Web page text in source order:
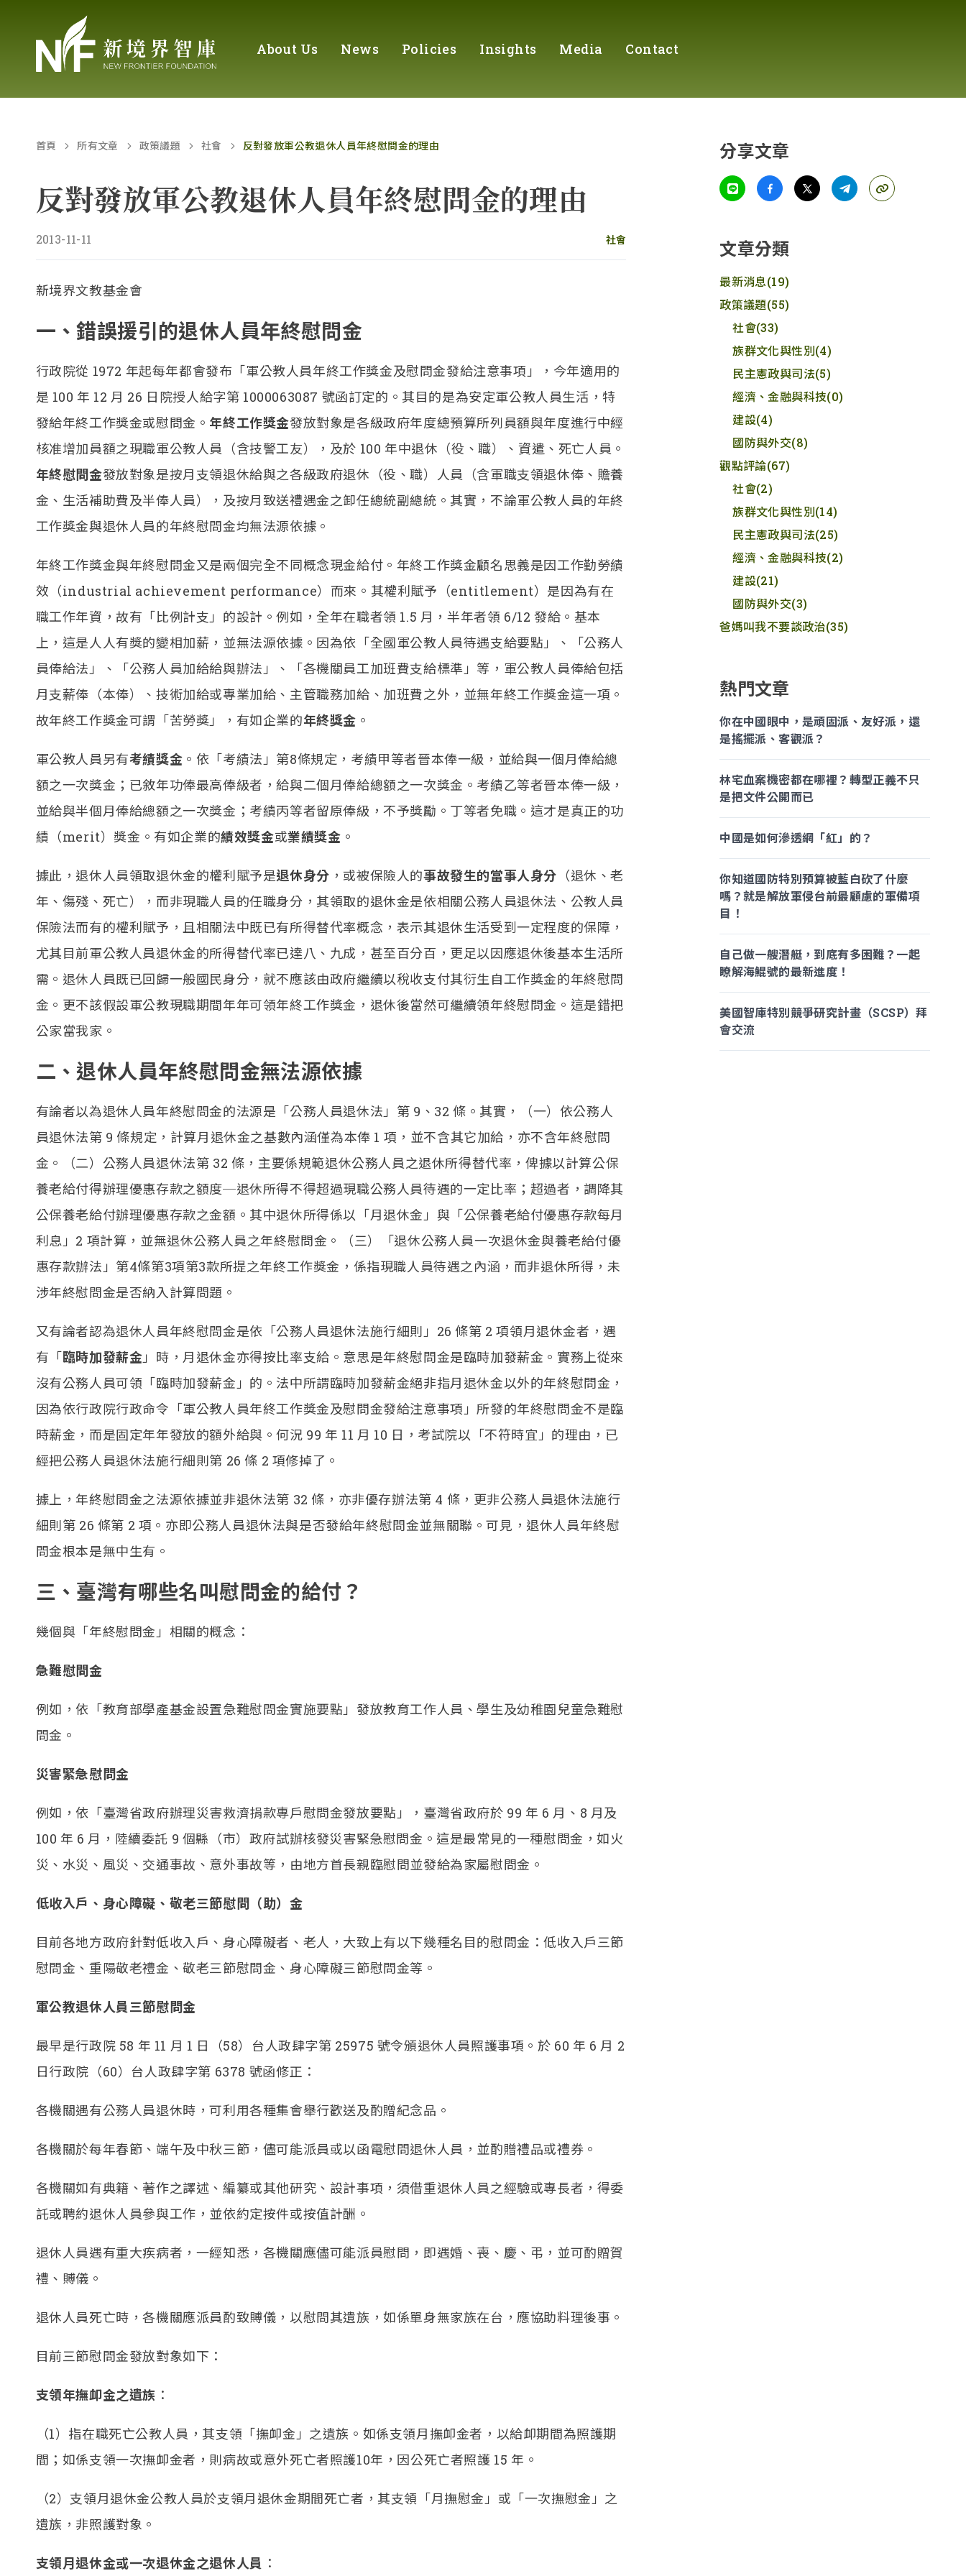
About Us News Policies Insights Media Contact
首頁 所有文章 政策議題 社會 反對發放軍公教退休人員年終慰問金的理由
反對發放軍公教退休人員年終慰問金的理由
2013-11-11 社會
新境界文教基金會
一、錯誤援引的退休人員年終慰問金
行政院從 1972 年起每年都會發布「軍公教人員年終工作獎金及慰問金發給注意事項」，今年適用的
是 100 年 12 月 26 日院授人給字第 1000063087 號函訂定的。其目的是為安定軍公教人員生活，特
發給年終工作獎金或慰問金。 年終工作獎金發放對象是各級政府年度總預算所列員額與年度進行中經
核准增加員額之現職軍公教人員（含技警工友），及於 100 年中退休（役、職）、資遣、死亡人員。
年終慰問金發放對象是按月支領退休給與之各級政府退休（役、職）人員（含軍職支領退休俸、贍養
金、生活補助費及半俸人員），及按月致送禮遇金之卸任總統副總統。其實，不論軍公教人員的年終
工作獎金與退休人員的年終慰問金均無法源依據。
年終工作獎金與年終慰問金又是兩個完全不同概念現金給付。年終工作獎金顧名思義是因工作勤勞績
效（industrial achievement performance）而來。其權利賦予（entitlement）是因為有在
職工作年資，故有「比例計支」的設計。例如，全年在職者領 1.5 月，半年者領 6/12 發給。基本
上，這是人人有獎的變相加薪，並無法源依據。因為依「全國軍公教人員待遇支給要點」、「公務人
員俸給法」、「公務人員加給給與辦法」、「各機關員工加班費支給標準」等，軍公教人員俸給包括
月支薪俸（本俸）、技術加給或專業加給、主管職務加給、加班費之外，並無年終工作獎金這一項。
故年終工作獎金可謂「苦勞獎」，有如企業的年終獎金 。
軍公教人員另有考績獎金 。依「考績法」第8條規定，考績甲等者晉本俸一級，並給與一個月俸給總
額之一次獎金；已敘年功俸最高俸級者，給與二個月俸給總額之一次獎金。考績乙等者晉本俸一級，
並給與半個月俸給總額之一次獎金；考績丙等者留原俸級，不予獎勵。丁等者免職。這才是真正的功
績（merit）獎金。有如企業的績效獎金或業績獎金 。
據此，退休人員領取退休金的權利賦予是退休身分 ，或被保險人的事故發生的當事人身分 （退休、老
年、傷殘、死亡），而非現職人員的任職身分，其領取的退休金是依相關公務人員退休法、公教人員
保險法而有的權利賦予，且相關法中既已有所得替代率概念，表示其退休生活受到一定程度的保障，
尤其目前軍公教人員退休金的所得替代率已達八、九成，甚至百分百，更足以因應退休後基本生活所
需。退休人員既已回歸一般國民身分，就不應該由政府繼續以稅收支付其衍生自工作獎金的年終慰問
金。更不該假設軍公教現職期間年年可領年終工作獎金，退休後當然可繼續領年終慰問金。這是錯把
公家當我家。
二、退休人員年終慰問金無法源依據
有論者以為退休人員年終慰問金的法源是「公務人員退休法」第 9、32 條。其實，（一）依公務人
員退休法第 9 條規定，計算月退休金之基數內涵僅為本俸 1 項，並不含其它加給，亦不含年終慰問
金。（二）公務人員退休法第 32 條，主要係規範退休公務人員之退休所得替代率，俾據以計算公保
養老給付得辦理優惠存款之額度─退休所得不得超過現職公務人員待遇的一定比率；超過者，調降其
公保養老給付辦理優惠存款之金額。其中退休所得係以「月退休金」與「公保養老給付優惠存款每月
利息」2 項計算，並無退休公務人員之年終慰問金。（三）「退休公務人員一次退休金與養老給付優
惠存款辦法」第4條第3項第3款所提之年終工作獎金，係指現職人員待遇之內涵，而非退休所得，未
涉年終慰問金是否納入計算問題。
又有論者認為退休人員年終慰問金是依「公務人員退休法施行細則」26 條第 2 項領月退休金者，遇
有「臨時加發薪金」時，月退休金亦得按比率支給。意思是年終慰問金是臨時加發薪金。實務上從來
沒有公務人員可領「臨時加發薪金」的。法中所謂臨時加發薪金絕非指月退休金以外的年終慰問金，
因為依行政院行政命令「軍公教人員年終工作獎金及慰問金發給注意事項」所發的年終慰問金不是臨
時薪金，而是固定年年發放的額外給與。何況 99 年 11 月 10 日，考試院以「不符時宜」的理由，已
經把公務人員退休法施行細則第 26 條 2 項修掉了。
據上，年終慰問金之法源依據並非退休法第 32 條，亦非優存辦法第 4 條，更非公務人員退休法施行
細則第 26 條第 2 項。亦即公務人員退休法與是否發給年終慰問金並無關聯。可見，退休人員年終慰
問金根本是無中生有。
三、臺灣有哪些名叫慰問金的給付？
幾個與「年終慰問金」相關的概念：
急難慰問金
例如，依「教育部學產基金設置急難慰問金實施要點」發放教育工作人員、學生及幼稚園兒童急難慰
問金。
災害緊急慰問金
例如，依「臺灣省政府辦理災害救濟捐款專戶慰問金發放要點」，臺灣省政府於 99 年 6 月、8 月及
100 年 6 月，陸續委託 9 個縣（市）政府試辦核發災害緊急慰問金。這是最常見的一種慰問金，如火
災、水災、風災、交通事故、意外事故等，由地方首長親臨慰問並發給為家屬慰問金。
低收入戶、身心障礙、敬老三節慰問（助）金
目前各地方政府針對低收入戶、身心障礙者、老人，大致上有以下幾種名目的慰問金：低收入戶三節
慰問金、重陽敬老禮金、敬老三節慰問金、身心障礙三節慰問金等。
軍公教退休人員三節慰問金
最早是行政院 58 年 11 月 1 日（58）台人政肆字第 25975 號令頒退休人員照護事項。於 60 年 6 月 2
日行政院（60）台人政肆字第 6378 號函修正：
各機關遇有公務人員退休時，可利用各種集會舉行歡送及酌贈紀念品。
各機關於每年春節、端午及中秋三節，儘可能派員或以函電慰問退休人員，並酌贈禮品或禮券。
各機關如有典籍、著作之譯述、編纂或其他研究、設計事項，須借重退休人員之經驗或專長者，得委
託或聘約退休人員參與工作，並依約定按件或按值計酬。
退休人員遇有重大疾病者，一經知悉，各機關應儘可能派員慰問，即遇婚、喪、慶、弔，並可酌贈賀
禮、賻儀。
退休人員死亡時，各機關應派員酌致賻儀，以慰問其遺族，如係單身無家族在台，應協助料理後事。
目前三節慰問金發放對象如下：
支領年撫卹金之遺族 ：
（1）指在職死亡公教人員，其支領「撫卹金」之遺族。如係支領月撫卹金者，以給卹期間為照護期
間；如係支領一次撫卹金者，則病故或意外死亡者照護10年，因公死亡者照護 15 年。
（2）支領月退休金公教人員於支領月退休金期間死亡者，其支領「月撫慰金」或「一次撫慰金」之
遺族，非照護對象。
支領月退休金或一次退休金之退休人員 ：
分享文章
文章分類
最新消息(19)
政策議題(55)
社會(33)
族群文化與性別(4)
民主憲政與司法(5)
經濟、金融與科技(0)
建設(4)
國防與外交(8)
觀點評論(67)
社會(2)
族群文化與性別(14)
民主憲政與司法(25)
經濟、金融與科技(2)
建設(21)
國防與外交(3)
爸媽叫我不要談政治(35)
熱門文章
你在中國眼中，是頑固派、友好派，還
是搖擺派、客觀派？
林宅血案機密都在哪裡？轉型正義不只
是把文件公開而已
中國是如何滲透網「紅」的？
你知道國防特別預算被藍白砍了什麼
嗎？就是解放軍侵台前最顧慮的軍備項
目！
自己做一艘潛艇，到底有多困難？一起
瞭解海鯤號的最新進度！
美國智庫特別競爭研究計畫（SCSP）拜
會交流